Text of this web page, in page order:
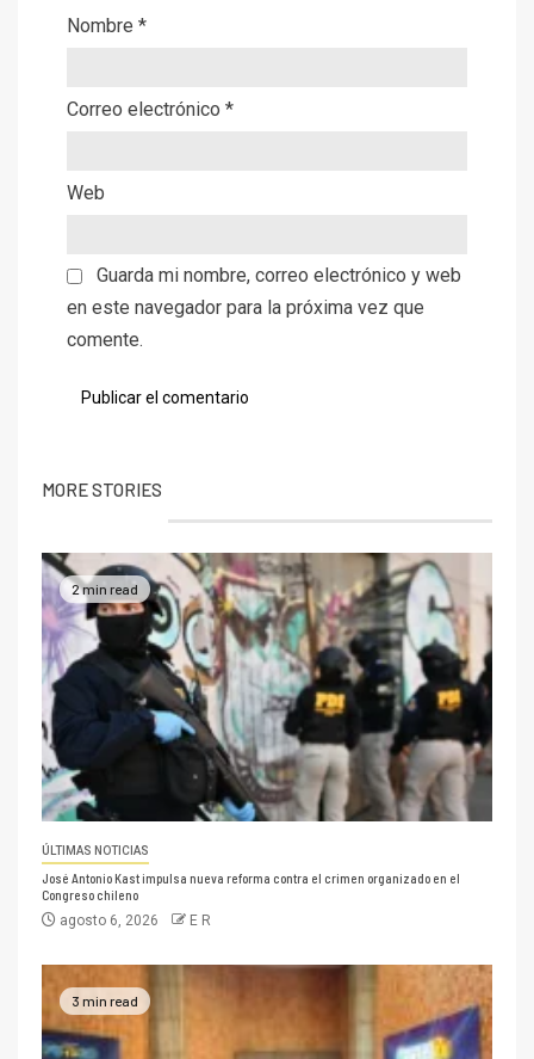
Nombre *
Correo electrónico *
Web
Guarda mi nombre, correo electrónico y web
en este navegador para la próxima vez que
comente.
MORE STORIES
2 min read
ÚLTIMAS NOTICIAS
José Antonio Kast impulsa nueva reforma contra el crimen organizado en el
Congreso chileno
agosto 6, 2026 E R
3 min read